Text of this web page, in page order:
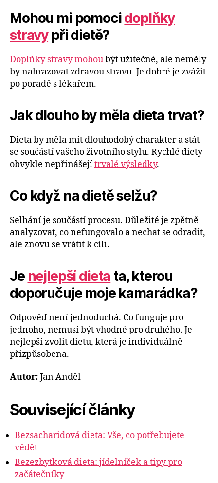
Mohou mi pomocidoplňky
stravypři dietě?
Doplňky stravy mohoubýt užitečné, ale neměly
by nahrazovat zdravou stravu. Je dobré je zvážit
po poradě s lékařem.
Jak dlouho by měla dieta trvat?
Dieta by měla mít dlouhodobý charakter a stát
se součástí vašeho životního stylu. Rychlé diety
obvykle nepřinášejítrvalé výsledky.
Co když na dietě selžu?
Selhání je součástí procesu. Důležité je zpětně
analyzovat, co nefungovalo a nechat se odradit,
ale znovu se vrátit k cíli.
Je nejlepší dieta ta, kterou
doporučuje moje kamarádka?
Odpověď není jednoduchá. Co funguje pro
jednoho, nemusí být vhodné pro druhého. Je
nejlepší zvolit dietu, která je individuálně
přizpůsobena.
Autor:Jan Anděl
Související články
Bezsacharidová dieta: Vše, co potřebujete
vědět
Bezezbytková dieta: jídelníček a tipy pro
začátečníky